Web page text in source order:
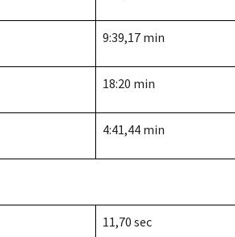
9:39,17 min
18:20 min
4:41,44 min
11,70 sec